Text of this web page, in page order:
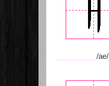
/ae/